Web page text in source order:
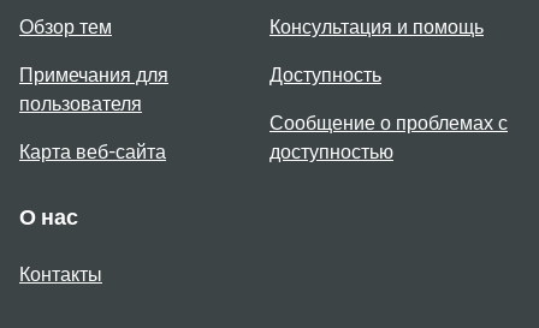
Обзор тем
Примечания для
пользователя
Карта веб-сайта
Консультация и помощь
Доступность
Сообщение о проблемах с
доступностью
О нас
Контакты